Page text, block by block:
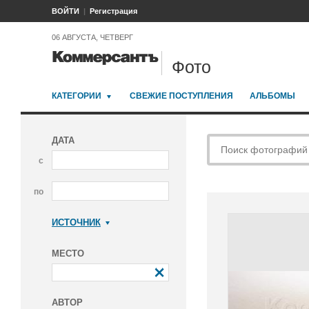
ВОЙТИ Регистрация
06 АВГУСТА, ЧЕТВЕРГ
Фото
КАТЕГОРИИ СВЕЖИЕ ПОСТУПЛЕНИЯ АЛЬБОМЫ
ДАТА
с
по
ИСТОЧНИК
МЕСТО
АВТОР